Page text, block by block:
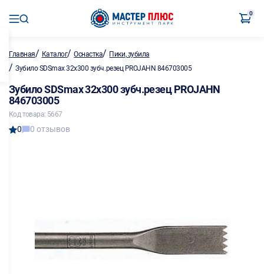
0
Главная/ Каталог/Оснастка/ Пики, зубила
/ Зубило SDSmax 32х300 зубч.резец PROJAHN 846703005
Зубило SDSmax 32х300 зубч.резец PROJAHN
846703005
Код товара: 5667
0 0 отзывов